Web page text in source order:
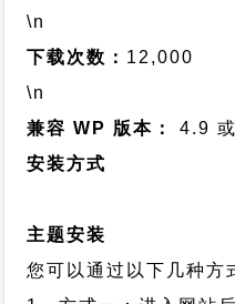
\n
下载次数： 12,000
\n
兼容 WP 版本：
4.9
安装方式
主题安装
您可以通过以下几种方